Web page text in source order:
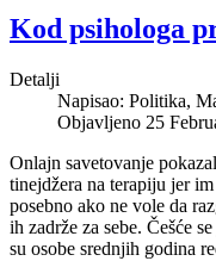
Kod psihologa
Detalji
Napisao: Politika,
Objavljeno 25
Onlajn savetovanje
tinejdžera na terapiju jer
posebno ako ne vole da
ih zadrže za sebe. Češće
su osobe srednjih godina